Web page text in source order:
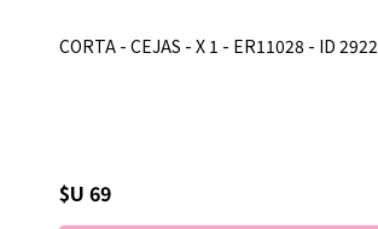
CORTA - CEJAS - X 1 - ER11028 - ID 2922
$U 69